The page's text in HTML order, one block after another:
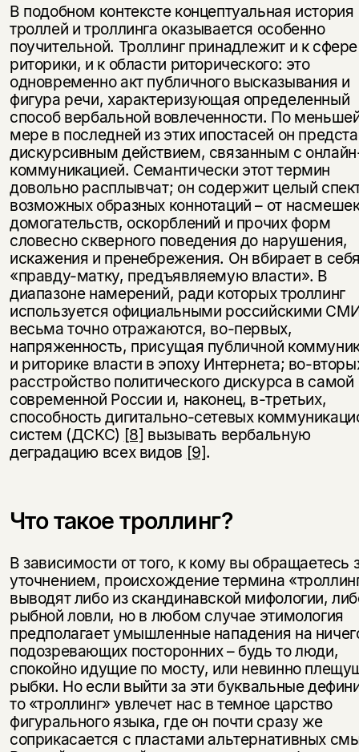
В подобном контексте концептуальная история
троллей и троллинга оказывается особенно
поучительной. Троллинг принадлежит и к сфере
риторики, и к области риторического: это
одновременно акт публичного высказывания и
фигура речи, характеризующая определенный
способ вербальной вовлеченности. По
мере в последней из этих ипостасей он
дискурсивным действием, связанным с
коммуникацией. Семантически этот термин
довольно расплывчат; он содержит целый
возможных образных коннотаций – от
домогательств, оскорблений и прочих форм
словесно скверного поведения до нарушения,
искажения и пренебрежения. Он вбирает в
«правду-матку, предъявляемую власти». В
диапазоне намерений, ради которых троллинг
используется официальными российскими
весьма точно отражаются, во-первых,
напряженность, присущая публичной
и риторике власти в эпоху Интернета; во-
расстройство политического дискурса в самой
современной России и, наконец, в-третьих,
способность дигитально-сетевых
систем (ДСКС) [8] вызывать вербальную
деградацию всех видов [9].
Что такое троллинг?
В зависимости от того, к кому вы обращаетесь
уточнением, происхождение термина
выводят либо из скандинавской мифологии,
рыбной ловли, но в любом случае этимология
предполагает умышленные нападения на
подозревающих посторонних – будь то люди,
спокойно идущие по мосту, или невинно
рыбки. Но если выйти за эти буквальные
то «троллинг» увлечет нас в темное царство
фигурального языка, где он почти сразу же
соприкасается с пластами альтернативных